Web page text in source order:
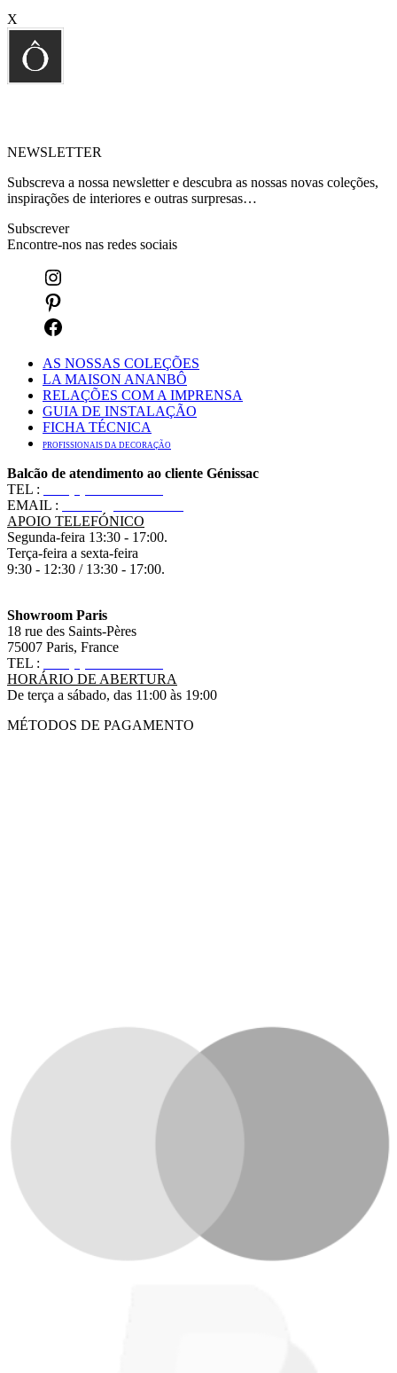
X
NEWSLETTER
Subscreva a nossa newsletter e descubra as nossas novas coleções,
inspirações de interiores e outras surpresas…
Subscrever
Encontre-nos nas redes sociais
AS NOSSAS COLEÇÕES
LA MAISON ANANBÔ
RELAÇÕES COM A IMPRENSA
GUIA DE INSTALAÇÃO
FICHA TÉCNICA
PROFISSIONAIS DA DECORAÇÃO
Balcão de atendimento ao cliente Génissac
TEL :
EMAIL :
APOIO TELEFÓNICO
Segunda-feira 13:30 - 17:00.
Terça-feira a sexta-feira
9:30 - 12:30 / 13:30 - 17:00.
Showroom Paris
18 rue des Saints-Pères
75007 Paris, France
TEL :
HORÁRIO DE ABERTURA
De terça a sábado, das 11:00 às 19:00
MÉTODOS DE PAGAMENTO